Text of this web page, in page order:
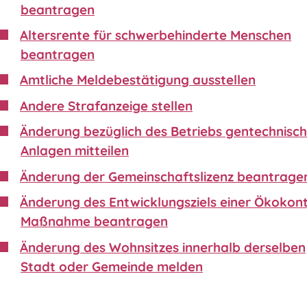
beantragen
Altersrente für schwerbehinderte Menschen
beantragen
Amtliche Meldebestätigung ausstellen
Andere Strafanzeige stellen
Änderung bezüglich des Betriebs
Anlagen mitteilen
Änderung der Gemeinschaftslizenz
Änderung des Entwicklungsziels einer
Maßnahme beantragen
Änderung des Wohnsitzes innerhalb derselben
Stadt oder Gemeinde melden